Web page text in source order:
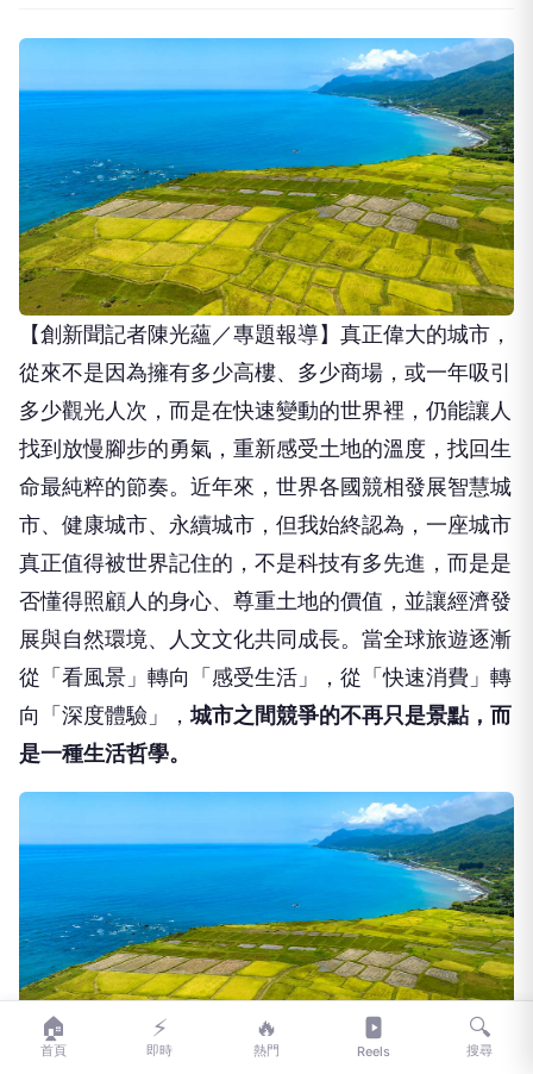
【創新聞記者陳光蘊／專題報導】真正偉大的城市，
從來不是因為擁有多少高樓、多少商場，或一年吸引
多少觀光人次，而是在快速變動的世界裡，仍能讓人
找到放慢腳步的勇氣，重新感受土地的溫度，找回生
命最純粹的節奏。近年來，世界各國競相發展智慧城
市、健康城市、永續城市，但我始終認為，一座城市
真正值得被世界記住的，不是科技有多先進，而是是
否懂得照顧人的身心、尊重土地的價值，並讓經濟發
展與自然環境、人文文化共同成長。當全球旅遊逐漸
從「看風景」轉向「感受生活」，從「快速消費」轉
向「深度體驗」，城市之間競爭的不再只是景點，而
是一種生活哲學。
🏠
首頁
⚡
即時
🔥
熱門 Reels
🔍
搜尋